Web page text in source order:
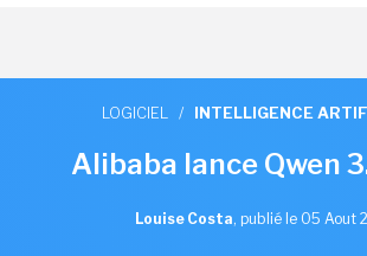
LOGICIEL / INTELLIGENCE
Alibaba lance Qwen
Louise Costa, publié le 05 Aout